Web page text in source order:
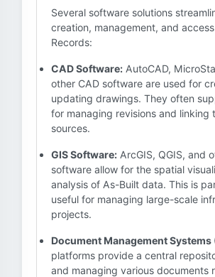
Several software solutions
creation, management, and
Records:
CAD Software: AutoCAD,
other CAD software are used for
updating drawings. They often
for managing revisions and linking
sources.
GIS Software: ArcGIS, QGIS, and
software allow for the spatial
analysis of As-Built data. This is
useful for managing large-scale
projects.
Document Management Systems
platforms provide a central
and managing various documents